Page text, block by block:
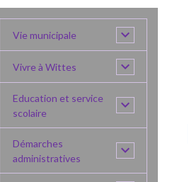
Vie municipale
Vivre à Wittes
Education et service
scolaire
Démarches
administratives